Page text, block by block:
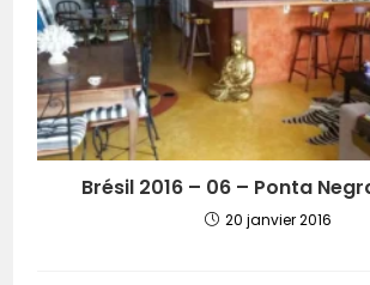
Brésil 2016 – 06 – Ponta
20 janvier 2016